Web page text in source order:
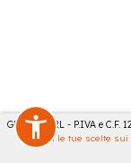
GECO 14 SRL - P.IVA e C.F.
Rivedi le tue scelte sui